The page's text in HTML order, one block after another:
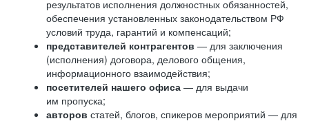
результатов исполнения должностных обязанностей,
обеспечения установленных законодательством РФ
условий труда, гарантий и компенсаций;
представителей контрагентов — для заключения
(исполнения) договора, делового общения,
информационного взаимодействия;
посетителей нашего офиса — для выдачи
им пропуска;
авторов статей, блогов, спикеров мероприятий — для